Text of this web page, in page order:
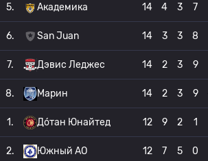
5. Академика 14 4 3 7
6. San Juan 14 3 3 8
7. Дэвис Леджес 14 2 3 9
8. Марин 14 2 3 9
1. До́тан Юнайтед 12 9 2 1
2. Южный АО 12 7 5 0